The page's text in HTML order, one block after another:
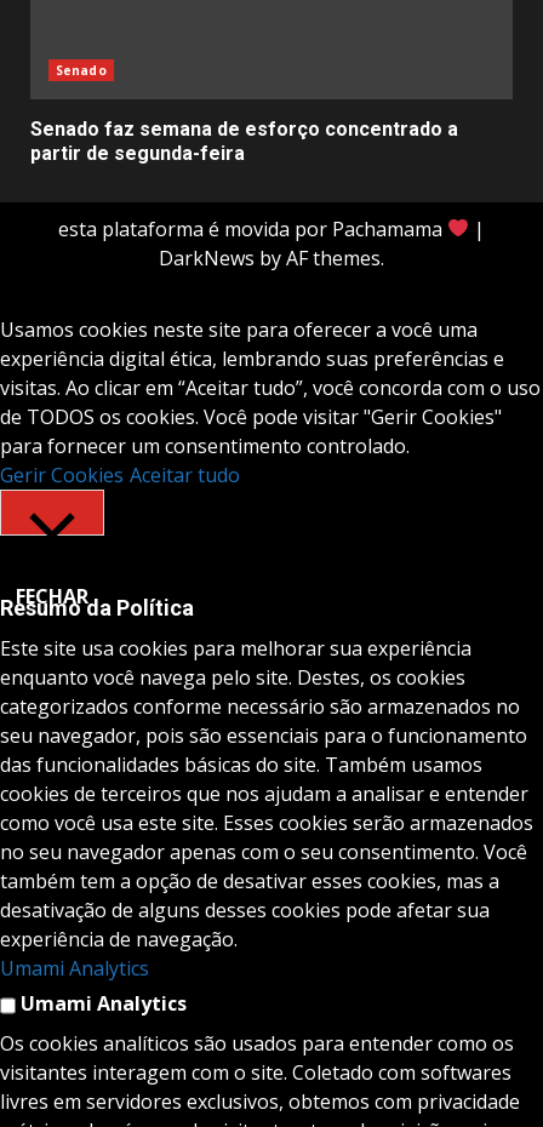
Senado
Senado faz semana de esforço concentrado a
partir de segunda-feira
esta plataforma é movida por Pachamama
|
DarkNews by AF themes.
Usamos cookies neste site para oferecer a você uma
experiência digital ética, lembrando suas preferências e
visitas. Ao clicar em “Aceitar tudo”, você concorda com o uso
de TODOS os cookies. Você pode visitar "Gerir Cookies"
para fornecer um consentimento controlado.
Gerir Cookies Aceitar tudo
FECHAR
Resumo da Política
Este site usa cookies para melhorar sua experiência
enquanto você navega pelo site. Destes, os cookies
categorizados conforme necessário são armazenados no
seu navegador, pois são essenciais para o funcionamento
das funcionalidades básicas do site. Também usamos
cookies de terceiros que nos ajudam a analisar e entender
como você usa este site. Esses cookies serão armazenados
no seu navegador apenas com o seu consentimento. Você
também tem a opção de desativar esses cookies, mas a
desativação de alguns desses cookies pode afetar sua
experiência de navegação.
Umami Analytics
Umami Analytics
Os cookies analíticos são usados para entender como os
visitantes interagem com o site. Coletado com softwares
livres em servidores exclusivos, obtemos com privacidade